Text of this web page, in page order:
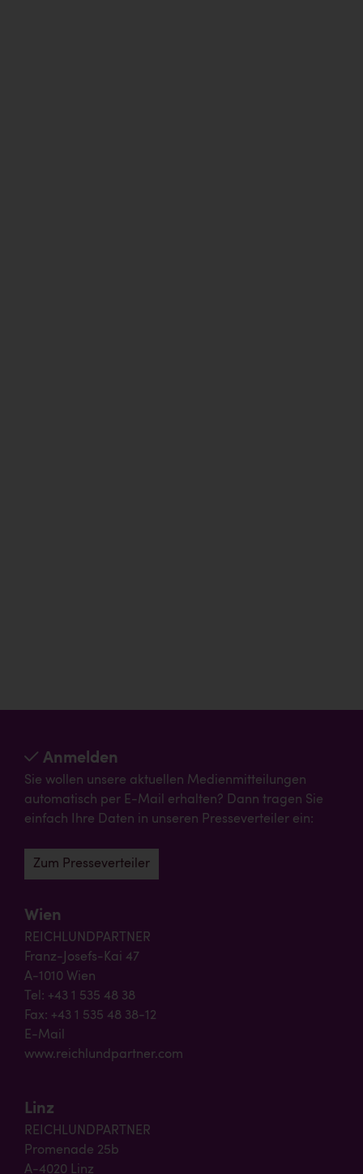
Anmelden
Sie wollen unsere aktuellen Medienmitteilungen
automatisch per E-Mail erhalten? Dann tragen Sie
einfach Ihre Daten in unseren Presseverteiler ein:
Zum Presseverteiler
Wien
REICHLUNDPARTNER
Franz-Josefs-Kai 47
A-1010 Wien
Tel: +43 1 535 48 38
Fax: +43 1 535 48 38-12
E-Mail
www.reichlundpartner.com
Linz
REICHLUNDPARTNER
Promenade 25b
A-4020 Linz